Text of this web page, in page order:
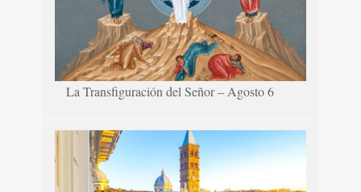
La Transfiguración del Señor – Agosto 6